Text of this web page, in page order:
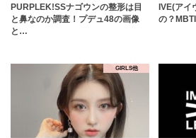
PURPLEK!SSナゴウンの整形は目
と鼻なのか調査！プデュ48の画像
と…
IVE(アイ
の？
GIRLS他